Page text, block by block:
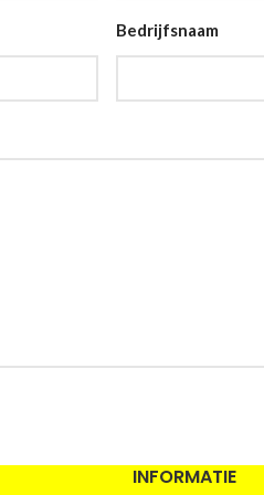
Bedrijfsnaam
INFORMATIE